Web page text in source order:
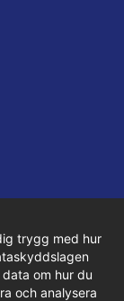
trygg med hur
om hur du
och analysera